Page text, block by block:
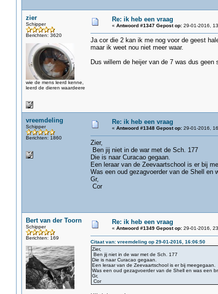
zier
Schipper
Berichten: 3620
wie de mens leerd kenne,
leerd de dieren waardeere
Re: ik heb een vraag
« Antwoord #1347 Gepost op:29-01-2016,
Ja cor die 2 kan ik me nog voor de geest
maar ik weet nou niet meer waar.
Dus willem de heijer van de 7 was dus
vreemdeling
Schipper
Berichten: 1860
Re: ik heb een vraag
« Antwoord #1348 Gepost op:29-01-2016,
Zier,
Ben jij niet in de war met de Sch. 177
Die is naar Curacao gegaan.
Een leraar van de Zeevaartschool is er bij
Was een oud gezagvoerder van de Shell en
Gr,
Cor
Bert van der Toorn
Schipper
Berichten: 169
Re: ik heb een vraag
« Antwoord #1349 Gepost op:29-01-2016,
Citaat van: vreemdeling op 29-01-2016, 16:06:50
Zier,
Ben jij niet in de war met de Sch. 177
Die is naar Curacao gegaan.
Een leraar van de Zeevaartschool is er bij meegegaan.
Was een oud gezagvoerder van de Shell en was een
Gr,
Cor